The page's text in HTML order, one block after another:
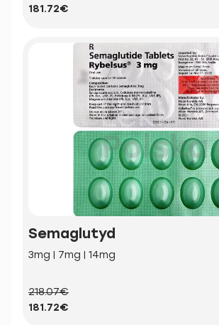
181.72€
Semaglutyd
3mg | 7mg | 14mg
218.07€
181.72€